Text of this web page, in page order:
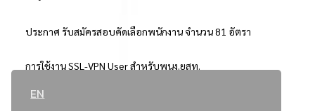
EN
ประกาศ รับสมัครสอบคัดเลือกพนักงาน จำนวน 81 อัตรา
การใช้งาน SSL-VPN User สำหรับพนง.ยสท.
..ยอดนิยม..